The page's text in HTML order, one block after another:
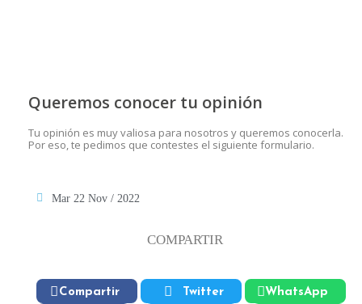
Queremos conocer tu opinión
Tu opinión es muy valiosa para nosotros y queremos conocerla.
Por eso, te pedimos que contestes el siguiente formulario.
Mar 22 Nov / 2022
COMPARTIR
Compartir Twitter WhatsApp